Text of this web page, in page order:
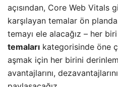
açısından, Core Web Vitals
karşılayan temalar ön
temayı ele alacağız – her biri
temaları kategorisinde öne
aşmak için her birini
avantajlarını,